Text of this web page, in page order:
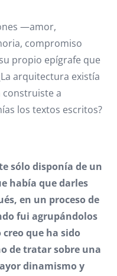
—amor,
compromiso
propio epígrafe que
arquitectura existía
construiste a
los textos escritos?
sólo disponía de un
había que darles
en un proceso de
fui agrupándolos
que ha sido
de tratar sobre una
dinamismo y